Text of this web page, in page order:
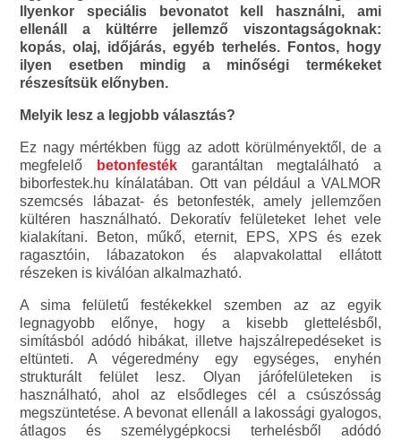
Ilyenkor speciális bevonatot kell használni, ami
ellenáll a kültérre jellemző viszontagságoknak:
kopás, olaj, időjárás, egyéb terhelés. Fontos, hogy
ilyen esetben mindig a minőségi termékeket
részesítsük előnyben.
Melyik lesz a legjobb választás?
Ez nagy mértékben függ az adott körülményektől, de a
megfelelő
betonfestékgarantáltan megtalálható a
biborfestek.hu kínálatában. Ott van például a VALMOR
szemcsés lábazat- és betonfesték, amely jellemzően
kültéren használható. Dekoratív felületeket lehet vele
kialakítani. Beton, műkő, eternit, EPS, XPS és ezek
ragasztóin, lábazatokon és alapvakolattal ellátott
részeken is kiválóan alkalmazható.
A sima felületű festékekkel szemben az az egyik
legnagyobb előnye, hogy a kisebb glettelésből,
simításból adódó hibákat, illetve hajszálrepedéseket is
eltünteti. A végeredmény egy egységes, enyhén
strukturált felület lesz. Olyan járófelületeken is
használható, ahol az elsődleges cél a csúszósság
megszüntetése. A bevonat ellenáll a lakossági gyalogos,
átlagos és személygépkocsi terhelésből adódó